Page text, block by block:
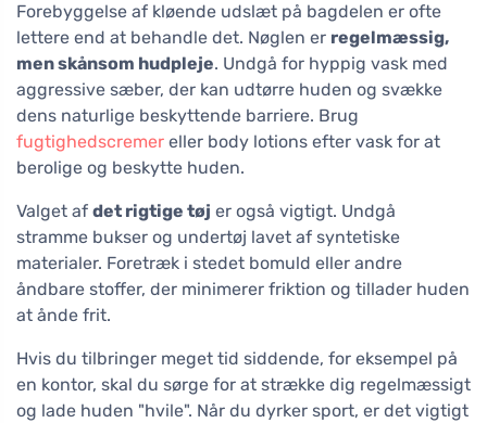
Forebyggelse af kløende udslæt på bagdelen er ofte
lettere end at behandle det. Nøglen er regelmæssig,
men skånsom hudpleje. Undgå for hyppig vask med
aggressive sæber, der kan udtørre huden og svække
dens naturlige beskyttende barriere. Brug
fugtighedscremer eller body lotions efter vask for at
berolige og beskytte huden.
Valget af det rigtige tøj er også vigtigt. Undgå
stramme bukser og undertøj lavet af syntetiske
materialer. Foretræk i stedet bomuld eller andre
åndbare stoffer, der minimerer friktion og tillader huden
at ånde frit.
Hvis du tilbringer meget tid siddende, for eksempel på
en kontor, skal du sørge for at strække dig regelmæssigt
og lade huden "hvile". Når du dyrker sport, er det vigtigt